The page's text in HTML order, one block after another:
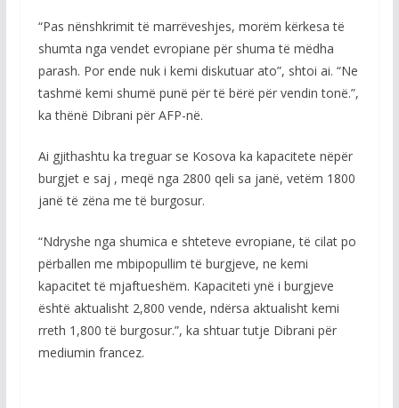
“Pas nënshkrimit të marrëveshjes, morëm kërkesa të
shumta nga vendet evropiane për shuma të mëdha
parash. Por ende nuk i kemi diskutuar ato”, shtoi ai. “Ne
tashmë kemi shumë punë për të bërë për vendin tonë.”,
ka thënë Dibrani për AFP-në.
Ai gjithashtu ka treguar se Kosova ka kapacitete nëpër
burgjet e saj , meqë nga 2800 qeli sa janë, vetëm 1800
janë të zëna me të burgosur.
“Ndryshe nga shumica e shteteve evropiane, të cilat po
përballen me mbipopullim të burgjeve, ne kemi
kapacitet të mjaftueshëm. Kapaciteti ynë i burgjeve
është aktualisht 2,800 vende, ndërsa aktualisht kemi
rreth 1,800 të burgosur.”, ka shtuar tutje Dibrani për
mediumin francez.